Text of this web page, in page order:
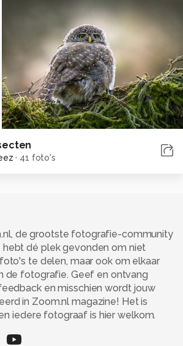
· 41 foto's
de grootste fotografie-community
hebt dé plek gevonden om niet
te delen, maar ook om elkaar
de fotografie. Geef en ontvang
en misschien wordt jouw
in Zoom.nl magazine! Het is
iedere fotograaf is hier welkom.